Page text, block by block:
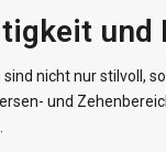
und
sind nicht nur stilvoll,
und